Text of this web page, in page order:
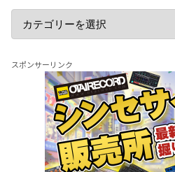
スポンサーリンク